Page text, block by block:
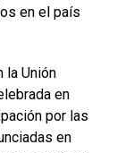
en el país
la Unión
en
por las
en